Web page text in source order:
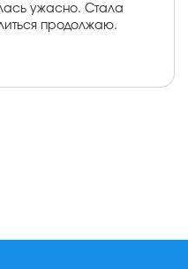
ужасно. Стала
продолжаю.